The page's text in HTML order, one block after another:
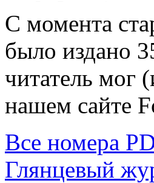
С момента
было издано
читатель мог
нашем сайте
Все номера
Глянцевый